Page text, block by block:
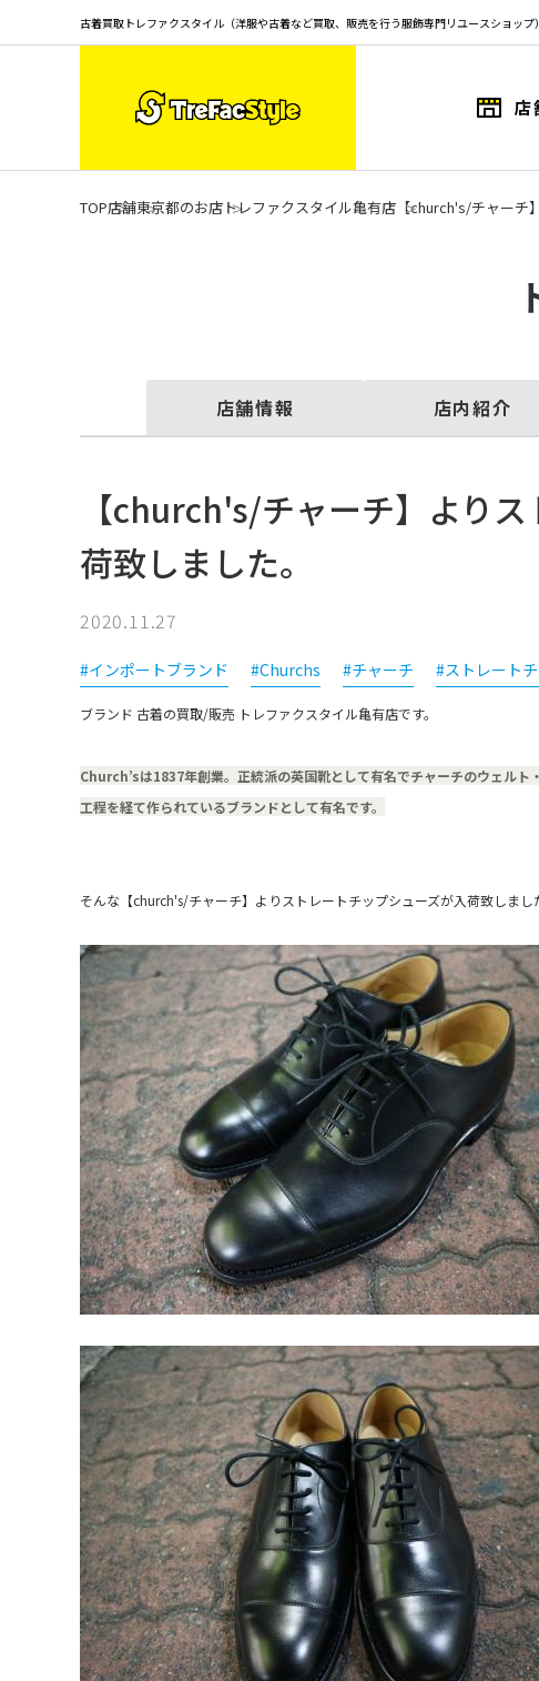
古着買取トレファクスタイル（洋服や古着など買取、販売を行う服飾専門リユースショップ）
店
TOP店舗東京都のお店 トレファクスタイル亀有店 【church's/チャーチ
店舗情報 店内紹介
【church's/チャーチ】より
荷致しました。
2020.11.27
#インポートブランド #Churchs #チャーチ #ストレート
ブランド 古着の買取/販売 トレファクスタイル亀有店です。
Church’sは1837年創業。正統派の英国靴として有名でチャーチのウェル
工程を経て作られているブランドとして有名です。
そんな【church's/チャーチ】よりストレートチップシューズが入荷致しまし